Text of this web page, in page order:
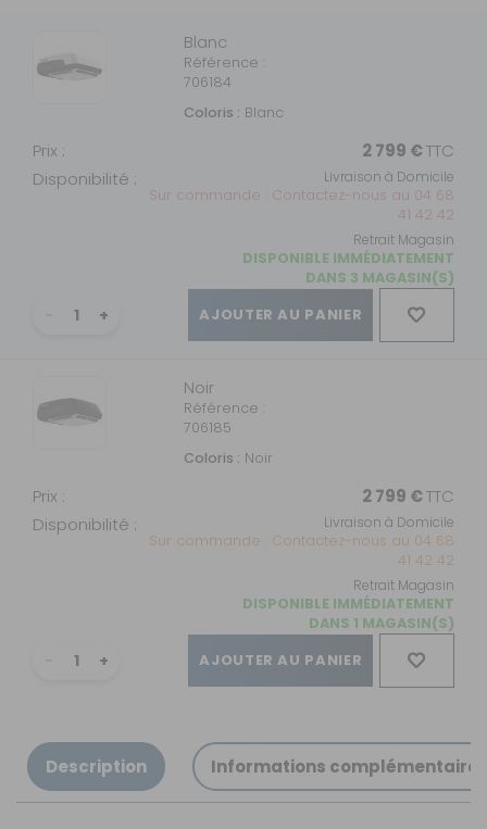
Blanc
Référence :
706184
Coloris : Blanc
Prix : 2 799 €TTC
Disponibilité :
Livraison à Domicile
Sur commande : Contactez-nous au 04 68
41 42 42
Retrait Magasin
DISPONIBLE IMMÉDIATEMENT
DANS 3 MAGASIN(S)
AJOUTER AU PANIER
Noir
Référence :
706185
Coloris : Noir
Prix : 2 799 €TTC
Disponibilité :
Livraison à Domicile
Sur commande : Contactez-nous au 04 68
41 42 42
Retrait Magasin
DISPONIBLE IMMÉDIATEMENT
DANS 1 MAGASIN(S)
AJOUTER AU PANIER
Description Informations complémentaires